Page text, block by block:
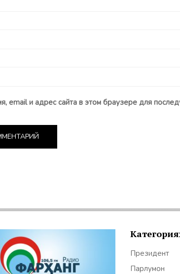
email и адрес сайта в этом браузере для
Президент
Парлумон